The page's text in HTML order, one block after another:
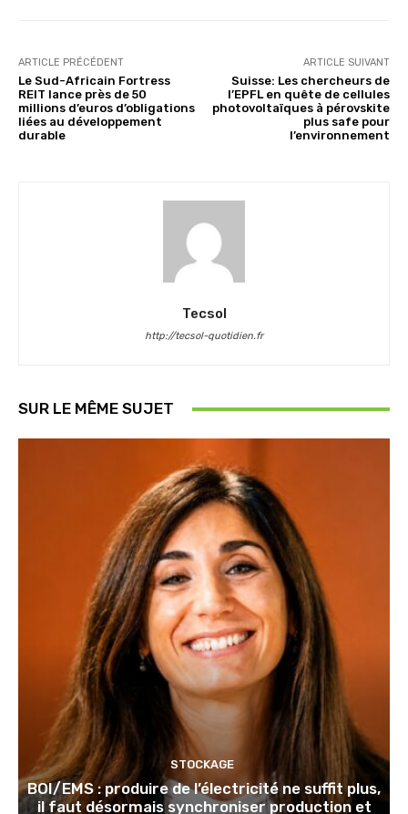
ARTICLE PRÉCÉDENT
Le Sud-Africain Fortress
REIT lance près de 50
millions d’euros d’obligations
liées au développement
durable
ARTICLE SUIVANT
Suisse: Les chercheurs de
l’EPFL en quête de cellules
photovoltaïques à pérovskite
plus safe pour
l’environnement
Tecsol
http://tecsol-quotidien.fr
SUR LE MÊME SUJET
STOCKAGE
BOI/EMS : produire de l’électricité ne suffit plus,
il faut désormais synchroniser production et